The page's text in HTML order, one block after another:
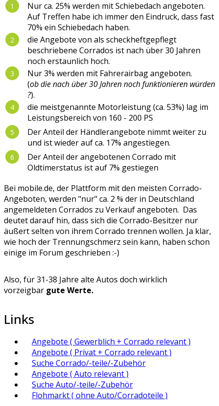
Nur ca. 25% werden mit Schiebedach angeboten.
Auf Treffen habe ich immer den Eindruck, dass fast
70% ein Schiebedach haben.
die Angebote von als scheckheftgepflegt
beschriebene Corrados ist nach über 30 Jahren
noch erstaunlich hoch.
Nur 3% werden mit Fahrerairbag angeboten.
(ob die nach über 30 Jahren noch funktionieren würden
?).
die meistgenannte Motorleistung (ca. 53%) lag im
Leistungsbereich von 160 - 200 PS
Der Anteil der Händlerangebote nimmt weiter zu
und ist wieder auf ca. 17% angestiegen.
Der Anteil der angebotenen Corrado mit
Oldtimerstatus ist auf 7% gestiegen
Bei mobile.de, der Plattform mit den meisten Corrado-
Angeboten, werden "nur" ca. 2 % der in Deutschland
angemeldeten Corrados zu Verkauf angeboten. Das
deutet darauf hin, dass sich die Corrado-Besitzer nur
äußert selten von ihrem Corrado trennen wollen. Ja klar,
wie hoch der Trennungschmerz sein kann, haben schon
einige im Forum geschrieben :-)
Also, für 31-38 Jahre alte Autos doch wirklich
vorzeigbar gute Werte.
Links
Angebote ( Gewerblich + Corrado relevant )
Angebote ( Privat + Corrado relevant )
Suche Corrado/-teile/-Zubehör
Angebote ( Auto relevant )
Suche Auto/-teile/-Zubehör
Flohmarkt ( ohne Auto/Corradoteile )